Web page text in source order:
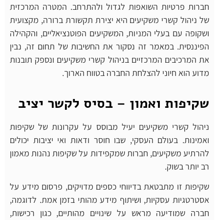
חברות פרטיות השואפות לגדול ולהתרחב. המטרה המרכזית
של ניהול קשרי משקיעים היא יצירת תקשורת ברורה, מקצועית
ושקופה עם בעלי המניות, המשקיעים הפוטנציאליים, והקהילה
הפיננסית. במאמר זה נסקור את החשיבות של תחום זה, נבין
את המרכיבים המרכזיים בניהול קשרי משקיעים ונספק תובנות
מדוע הוא חיוני להצלחת החברה בטווח הארוך.
שקיפות ואמון – בסיס לקשר יציב
ניהול קשרי משקיעים יעיל מבוסס על עקרונות של שקיפות
ואמינות. בעולם העסקי, שבו חוסר ודאות ואי יציבות יכולים
להרתיע משקיעים, חברות שמקפידות על שקיפות נהנות מאמון
רב יותר בשוק.
שקיפות זו מתבטאת בדיווחי כספים מדויקים, פרסום מידע על
אסטרטגיות עסקיות, ושיתוף מידע מהותי בזמן אמת. לדוגמה,
חברה שמודיעה מראש על שינויים מהותיים, כגון רכישות,